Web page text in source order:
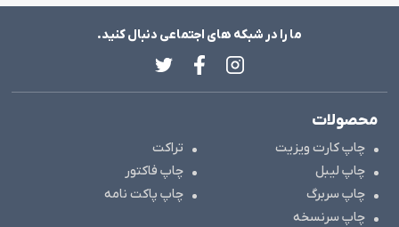
ما را در شبکه های اجتماعی دنبال کنید.
محصولات
چاپ کارت ویزیت
تراکت
چاپ لیبل
چاپ فاکتور
چاپ سربرگ
چاپ پاکت نامه
چاپ سرنسخه